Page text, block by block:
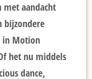
met aandacht
bijzondere
in Motion
het nu middels
dance,